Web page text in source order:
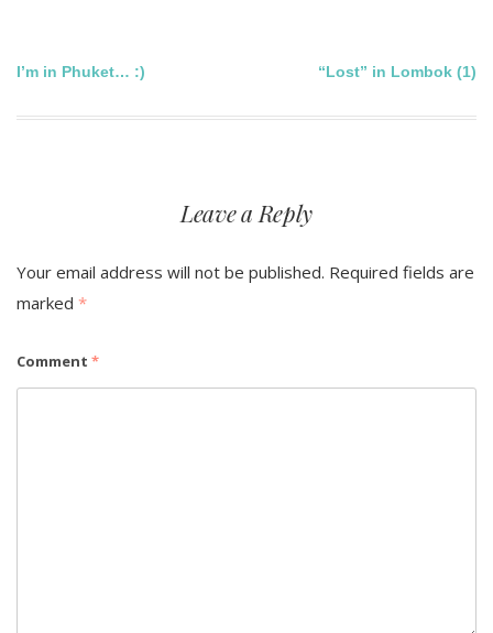
Post
navigation
I’m in Phuket… :) “Lost” in Lombok (1)
Leave a Reply
Your email address will not be published. Required fields are
marked *
Comment *